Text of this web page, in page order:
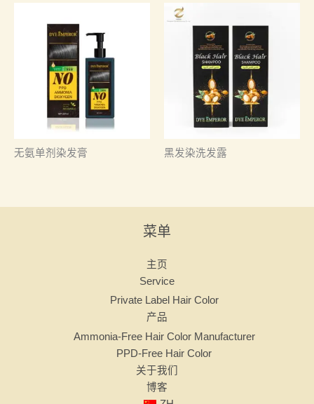
无氨单剂染发膏 黑发染洗发露
菜单
主页
Service
Private Label Hair Color
产品
Ammonia-Free Hair Color Manufacturer
PPD-Free Hair Color
关于我们
博客